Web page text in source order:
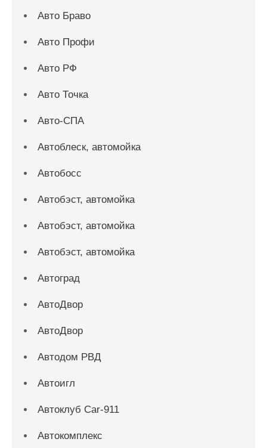
Авто Браво
Авто Профи
Авто РФ
Авто Точка
Авто-СПА
Автоблеск, автомойка
Автобосс
Автобэст, автомойка
Автобэст, автомойка
Автобэст, автомойка
Автоград
АвтоДвор
АвтоДвор
Автодом РВД
Автоигл
Автоклуб Car-911
Автокомплекс